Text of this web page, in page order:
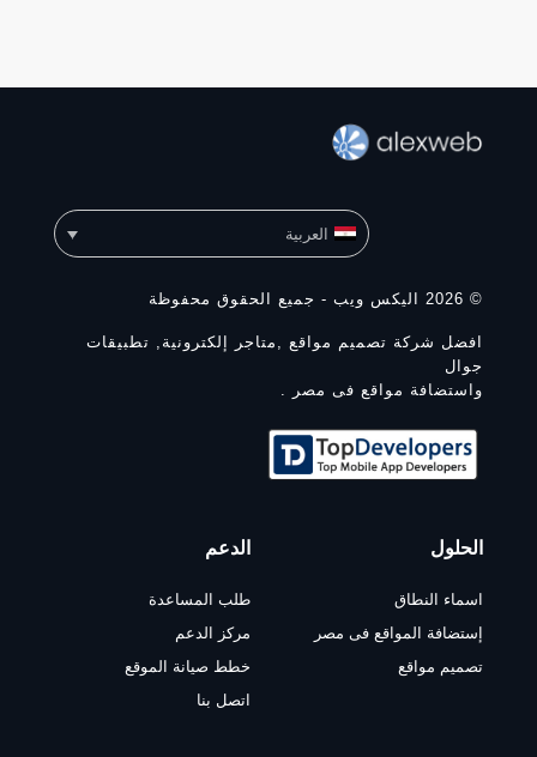
العربية
© 2026 اليكس ويب - جميع الحقوق محفوظة
افضل شركة تصميم مواقع ,متاجر إلكترونية, تطبيقات
جوال
واستضافة مواقع فى مصر .
الحلول
اسماء النطاق
إستضافة المواقع فى مصر
تصميم مواقع
الدعم
طلب المساعدة
مركز الدعم
خطط صيانة الموقع
اتصل بنا